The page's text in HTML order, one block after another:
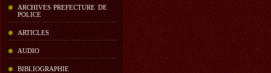
ARCHIVES PREFECTURE DE
POLICE
ARTICLES
AUDIO
BIBLIOGRAPHIE